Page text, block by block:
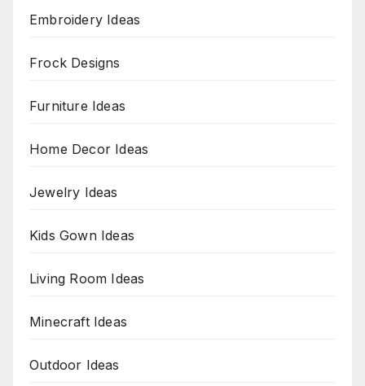
Embroidery Ideas
Frock Designs
Furniture Ideas
Home Decor Ideas
Jewelry Ideas
Kids Gown Ideas
Living Room Ideas
Minecraft Ideas
Outdoor Ideas